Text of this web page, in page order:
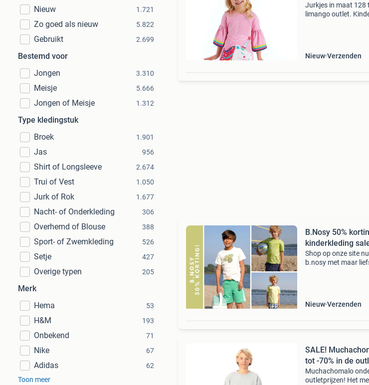
Nieuw
1.721
Zo goed als nieuw 5.822
Gebruikt 2.699
Bestemd voor
Jongen
3.310
Meisje 5.666
Jongen of Meisje 1.312
Type kledingstuk
Broek
1.901
Jas 956
Shirt of Longsleeve 2.674
Trui of Vest 1.050
Jurk of Rok 1.677
Nacht- of Onderkleding 306
Overhemd of Blouse 388
Sport- of Zwemkleding 526
Setje 427
Overige typen 205
Merk
Hema
53
H&M 193
Onbekend 71
Nike 67
Adidas
62
Toon meer
Jurkjes in maat 128
limango outlet.
Nieuw Verzenden
B.Nosy 50%
kinderkleding
Shop op onze site
b.nosy met maar
Nieuw Verzenden
SALE!
tot -70% in de
Muchachomalo
outletprijzen! Het